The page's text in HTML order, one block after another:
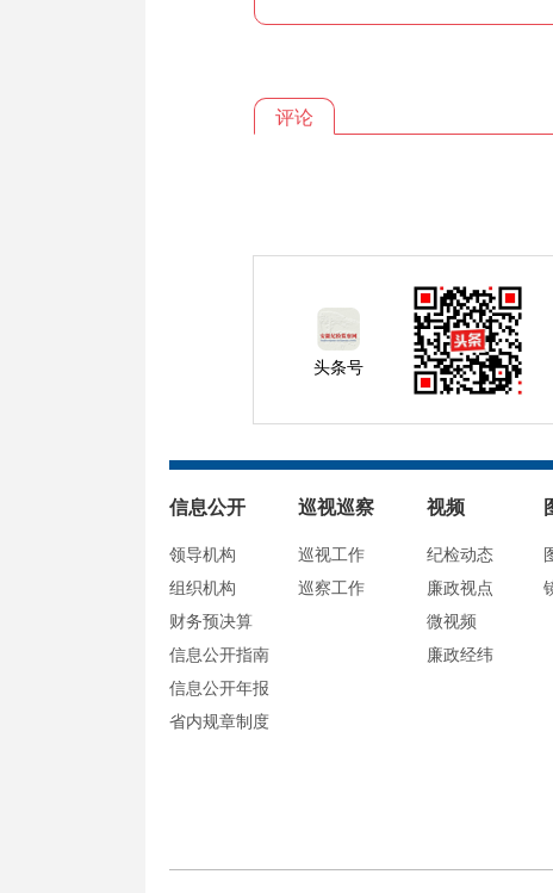
评论
头条号
信息公开
领导机构
组织机构
财务预决算
信息公开指南
信息公开年报
省内规章制度
巡视巡察
巡视工作
巡察工作
视频
纪检动态
廉政视点
微视频
廉政经纬